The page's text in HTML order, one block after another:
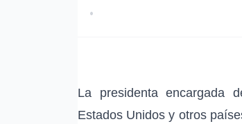
•
La presidenta encargada
Estados Unidos y otros